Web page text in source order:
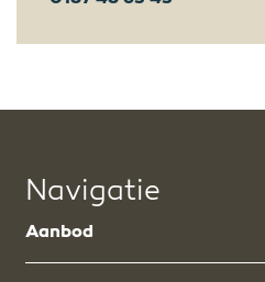
Navigatie
Aanbod